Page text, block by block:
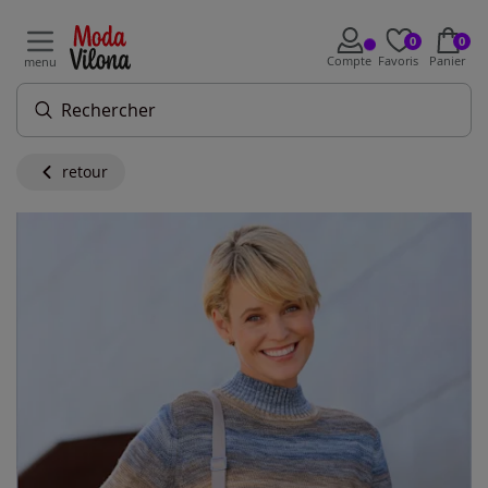
menu Compte
0
Favoris
0
Panier
retour